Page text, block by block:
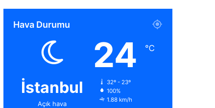
S
Hava Durumu
İstanbul
Açık hava
24 ℃
32º - 23º
100%
1.88 km/h